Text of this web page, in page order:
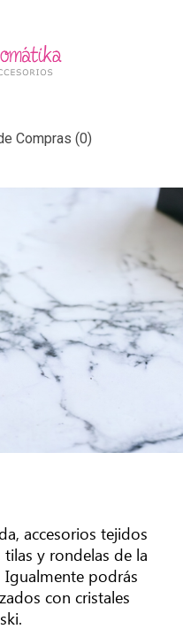
Compras (0)
accesorios tejidos
y rondelas de la
podrás
con cristales